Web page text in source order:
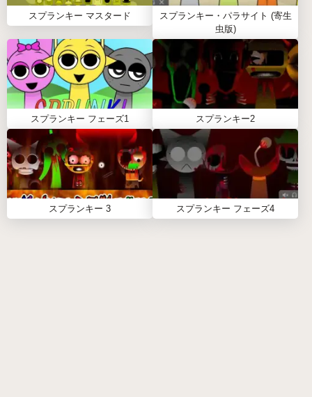
な音や動きが出ることがあります。色々試してみる
のが一番です。
まとめ
スプランキー ダンディの世界 2.0は、音楽を作るこ
との楽しさと、ダンディらしいカラフルで可愛い世
界観をしっかり味わえる作品です。気軽に始められ
るのに、組み合わせを考えると意外と奥が深いのが
魅力。
少しでも興味が湧いたら、ブラウザで開いてみてく
ださい。きっと夢中になって時間を忘れて遊んでし
まうはずです。
スプランキー マスタード
スプランキー・パラサイト (寄生
虫版)
スプランキー フェーズ1 スプランキー2
スプランキー 3 スプランキー フェーズ4